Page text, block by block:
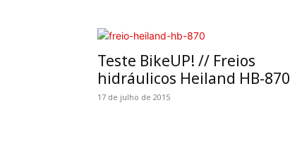
Teste BikeUP! // Freios
hidráulicos Heiland HB-870
17 de julho de 2015